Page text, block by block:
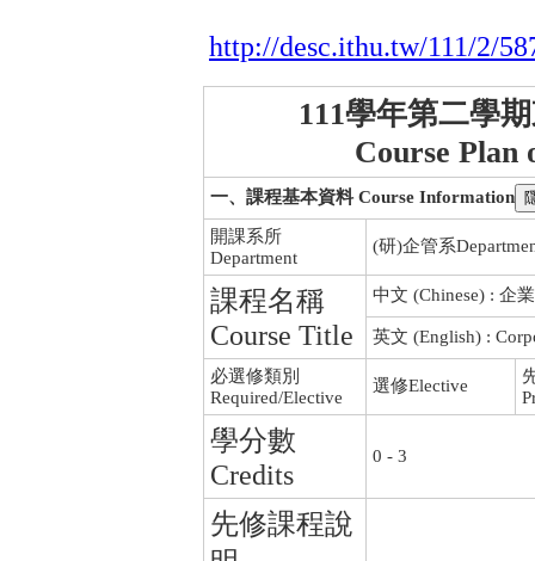
http://desc.ithu.tw/111/2/
111學年第二學
Course Plan
一、課程基本資料 Course Information
開課系所
Department
(研)企管系
課程名稱
Course Title
中文 (Chinese) : 企
英文 (English) :
必選修類別
Required/Elective
選修Elective
學分數
Credits
0 - 3
先修課程說